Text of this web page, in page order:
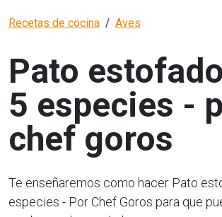
Recetas de cocina Aves
Pato
5 especies -
chef goros
Te enseñaremos como hacer Pato
especies - Por Chef Goros para que